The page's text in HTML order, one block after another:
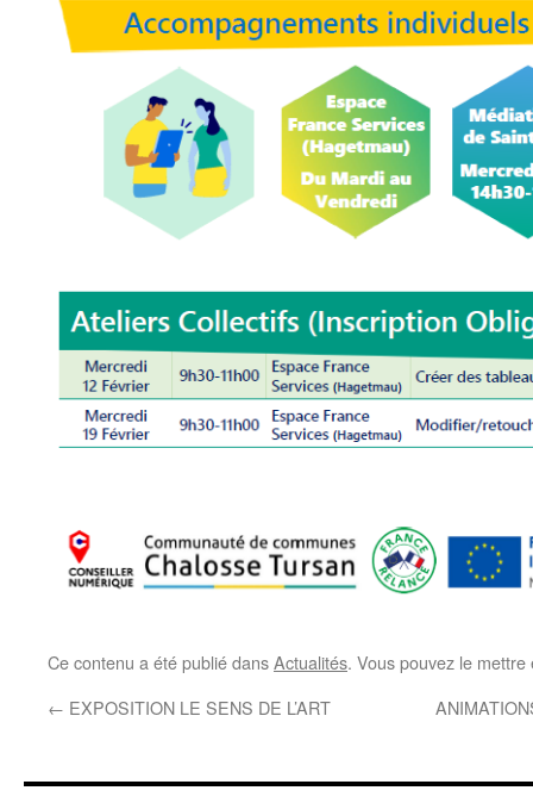
Ce contenu a été publié dansActualités. Vous pouvez le
← EXPOSITION LE SENS DE L’ART